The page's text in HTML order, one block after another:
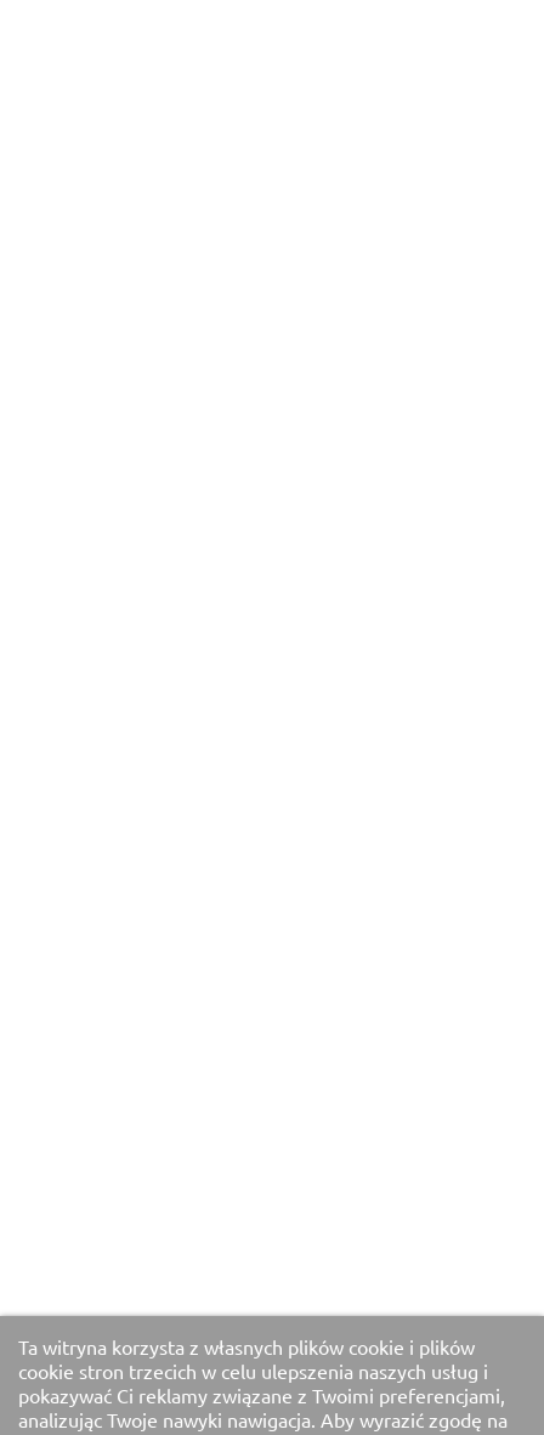
Ta witryna korzysta z własnych plików cookie i plików
cookie stron trzecich w celu ulepszenia naszych usług i
pokazywać Ci reklamy związane z Twoimi preferencjami,
analizując Twoje nawyki nawigacja. Aby wyrazić zgodę na